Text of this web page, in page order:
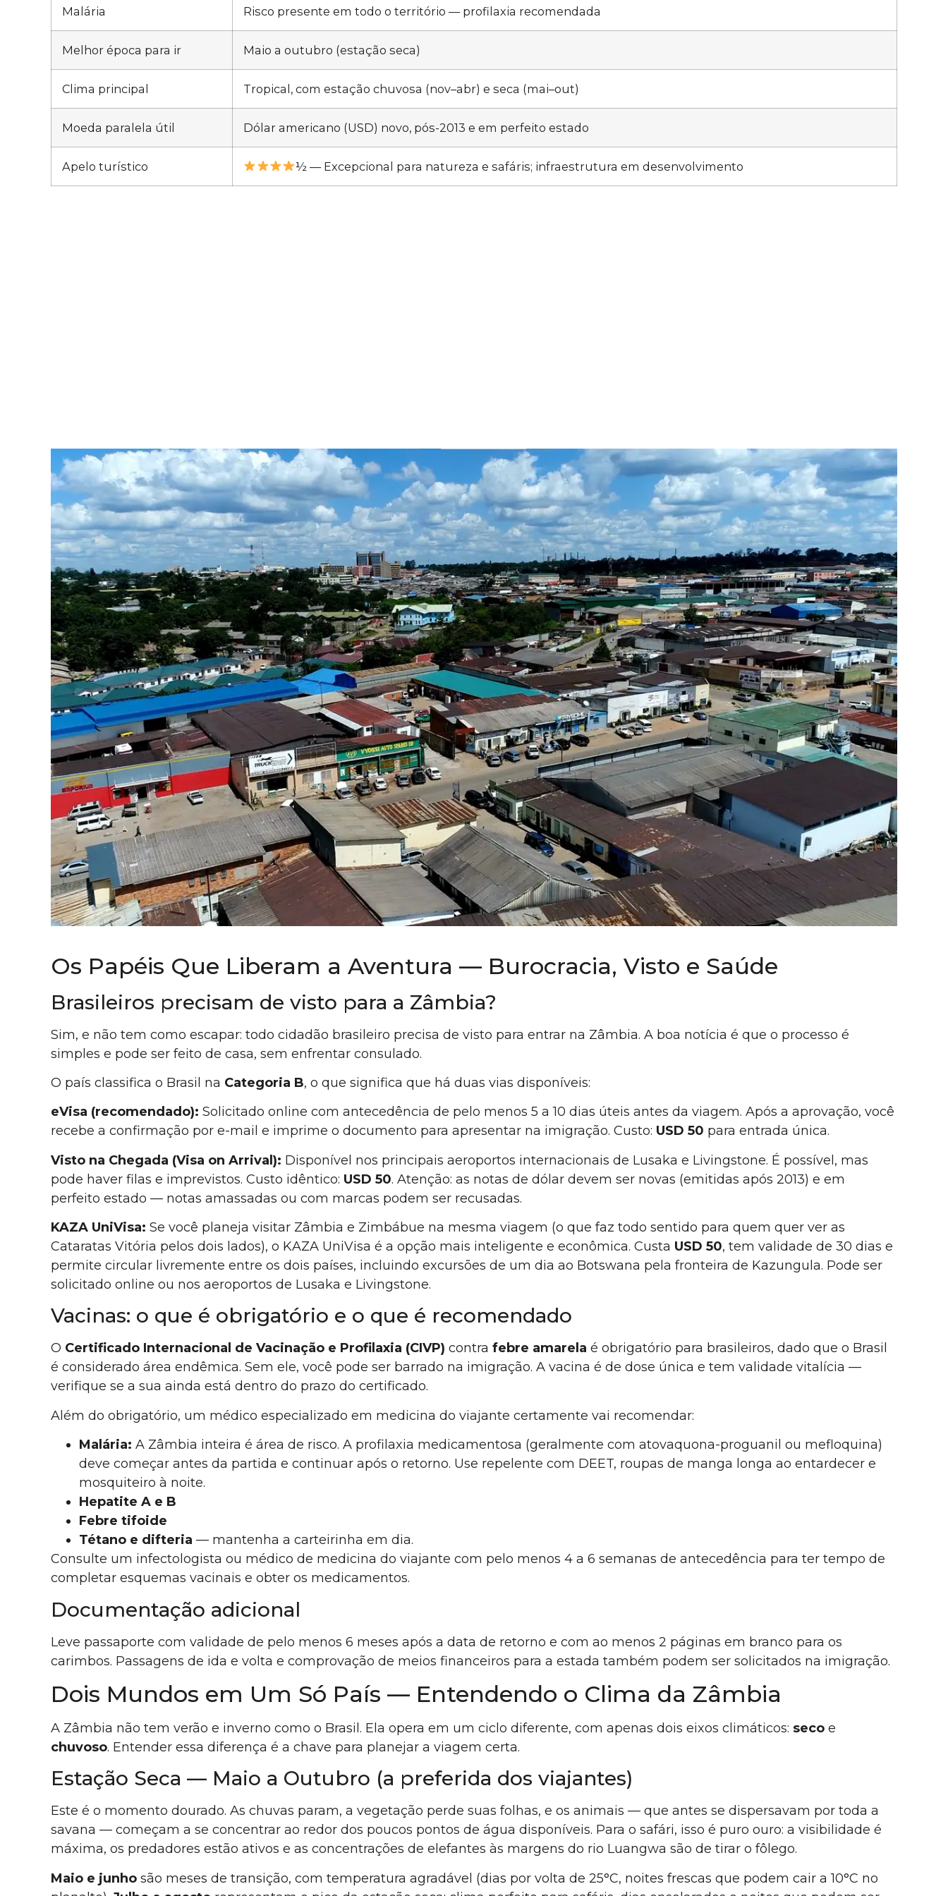
Malária Risco presente em todo o território — profilaxia recomendada
Melhor época para ir Maio a outubro (estação seca)
Clima principal Tropical, com estação chuvosa (nov–abr) e seca (mai–out)
Moeda paralela útil Dólar americano (USD) novo, pós-2013 e em perfeito estado
Apelo turístico ½ — Excepcional para natureza e safáris; infraestrutura em desenvolvimento
Os Papéis Que Liberam a Aventura — Burocracia, Visto e Saúde
Brasileiros precisam de visto para a Zâmbia?
Sim, e não tem como escapar: todo cidadão brasileiro precisa de visto para entrar na Zâmbia. A boa notícia é que o processo é
simples e pode ser feito de casa, sem enfrentar consulado.
O país classifica o Brasil na Categoria B, o que significa que há duas vias disponíveis:
eVisa (recomendado): Solicitado online com antecedência de pelo menos 5 a 10 dias úteis antes da viagem. Após a aprovação, você
recebe a confirmação por e-mail e imprime o documento para apresentar na imigração. Custo: USD 50 para entrada única.
Visto na Chegada (Visa on Arrival): Disponível nos principais aeroportos internacionais de Lusaka e Livingstone. É possível, mas
pode haver filas e imprevistos. Custo idêntico: USD 50. Atenção: as notas de dólar devem ser novas (emitidas após 2013) e em
perfeito estado — notas amassadas ou com marcas podem ser recusadas.
KAZA UniVisa: Se você planeja visitar Zâmbia e Zimbábue na mesma viagem (o que faz todo sentido para quem quer ver as
Cataratas Vitória pelos dois lados), o KAZA UniVisa é a opção mais inteligente e econômica. Custa USD 50, tem validade de 30 dias e
permite circular livremente entre os dois países, incluindo excursões de um dia ao Botswana pela fronteira de Kazungula. Pode ser
solicitado online ou nos aeroportos de Lusaka e Livingstone.
Vacinas: o que é obrigatório e o que é recomendado
O Certificado Internacional de Vacinação e Profilaxia (CIVP) contra febre amarela é obrigatório para brasileiros, dado que o Brasil
é considerado área endêmica. Sem ele, você pode ser barrado na imigração. A vacina é de dose única e tem validade vitalícia —
verifique se a sua ainda está dentro do prazo do certificado.
Além do obrigatório, um médico especializado em medicina do viajante certamente vai recomendar:
Malária: A Zâmbia inteira é área de risco. A profilaxia medicamentosa (geralmente com atovaquona-proguanil ou mefloquina)
deve começar antes da partida e continuar após o retorno. Use repelente com DEET, roupas de manga longa ao entardecer e
mosquiteiro à noite.
Hepatite A e B
Febre tifoide
Tétano e difteria — mantenha a carteirinha em dia.
Consulte um infectologista ou médico de medicina do viajante com pelo menos 4 a 6 semanas de antecedência para ter tempo de
completar esquemas vacinais e obter os medicamentos.
Documentação adicional
Leve passaporte com validade de pelo menos 6 meses após a data de retorno e com ao menos 2 páginas em branco para os
carimbos. Passagens de ida e volta e comprovação de meios financeiros para a estada também podem ser solicitados na imigração.
Dois Mundos em Um Só País — Entendendo o Clima da Zâmbia
A Zâmbia não tem verão e inverno como o Brasil. Ela opera em um ciclo diferente, com apenas dois eixos climáticos: seco e
chuvoso. Entender essa diferença é a chave para planejar a viagem certa.
Estação Seca — Maio a Outubro (a preferida dos viajantes)
Este é o momento dourado. As chuvas param, a vegetação perde suas folhas, e os animais — que antes se dispersavam por toda a
savana — começam a se concentrar ao redor dos poucos pontos de água disponíveis. Para o safári, isso é puro ouro: a visibilidade é
máxima, os predadores estão ativos e as concentrações de elefantes às margens do rio Luangwa são de tirar o fôlego.
Maio e junho são meses de transição, com temperatura agradável (dias por volta de 25°C, noites frescas que podem cair a 10°C no